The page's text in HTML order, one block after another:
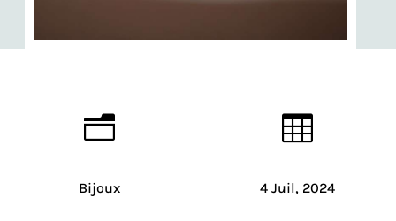
n
Bijoux

4 Juil, 2024